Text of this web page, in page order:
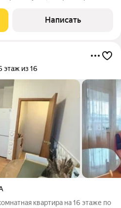
на третьем этаже
Написать
этаж из 16
квартира на 16 этаже по